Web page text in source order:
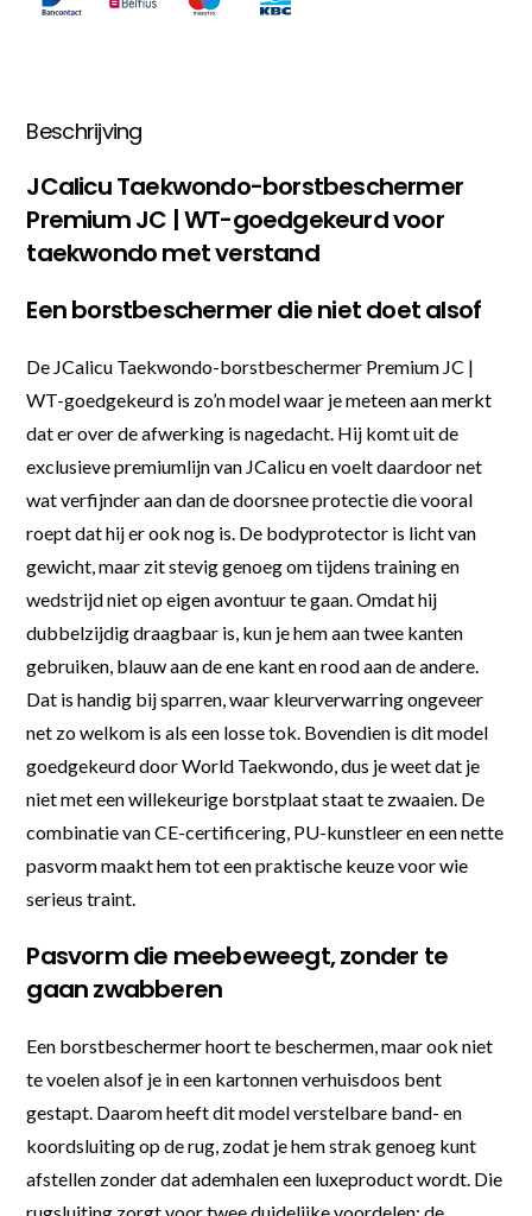
Beschrijving
JCalicu Taekwondo-borstbeschermer
Premium JC | WT-goedgekeurd voor
taekwondo met verstand
Een borstbeschermer die niet doet alsof
De JCalicu Taekwondo-borstbeschermer Premium JC |
WT-goedgekeurd is zo’n model waar je meteen aan merkt
dat er over de afwerking is nagedacht. Hij komt uit de
exclusieve premiumlijn van JCalicu en voelt daardoor net
wat verfijnder aan dan de doorsnee protectie die vooral
roept dat hij er ook nog is. De bodyprotector is licht van
gewicht, maar zit stevig genoeg om tijdens training en
wedstrijd niet op eigen avontuur te gaan. Omdat hij
dubbelzijdig draagbaar is, kun je hem aan twee kanten
gebruiken, blauw aan de ene kant en rood aan de andere.
Dat is handig bij sparren, waar kleurverwarring ongeveer
net zo welkom is als een losse tok. Bovendien is dit model
goedgekeurd door World Taekwondo, dus je weet dat je
niet met een willekeurige borstplaat staat te zwaaien. De
combinatie van CE-certificering, PU-kunstleer en een nette
pasvorm maakt hem tot een praktische keuze voor wie
serieus traint.
Pasvorm die meebeweegt, zonder te
gaan zwabberen
Een borstbeschermer hoort te beschermen, maar ook niet
te voelen alsof je in een kartonnen verhuisdoos bent
gestapt. Daarom heeft dit model verstelbare band- en
koordsluiting op de rug, zodat je hem strak genoeg kunt
afstellen zonder dat ademhalen een luxeproduct wordt. Die